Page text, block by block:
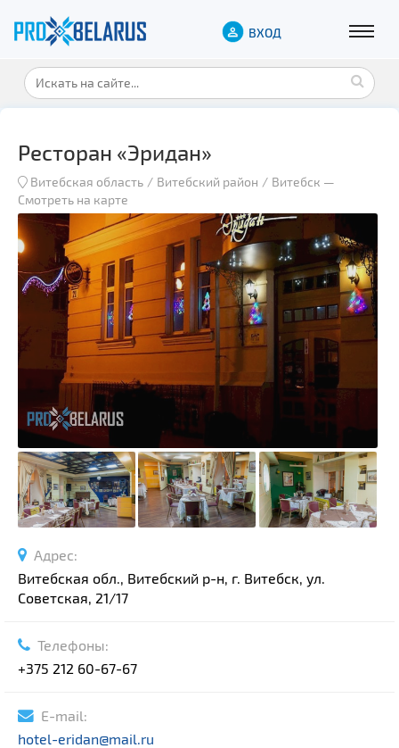
ВХОД
Ресторан «Эридан»
Витебская область Витебский район Витебск —
Смотреть на карте
Адрес:
Витебская обл., Витебский р-н, г. Витебск, ул.
Советская, 21/17
Телефоны:
+375 212 60-67-67
E-mail:
hotel-eridan@mail.ru